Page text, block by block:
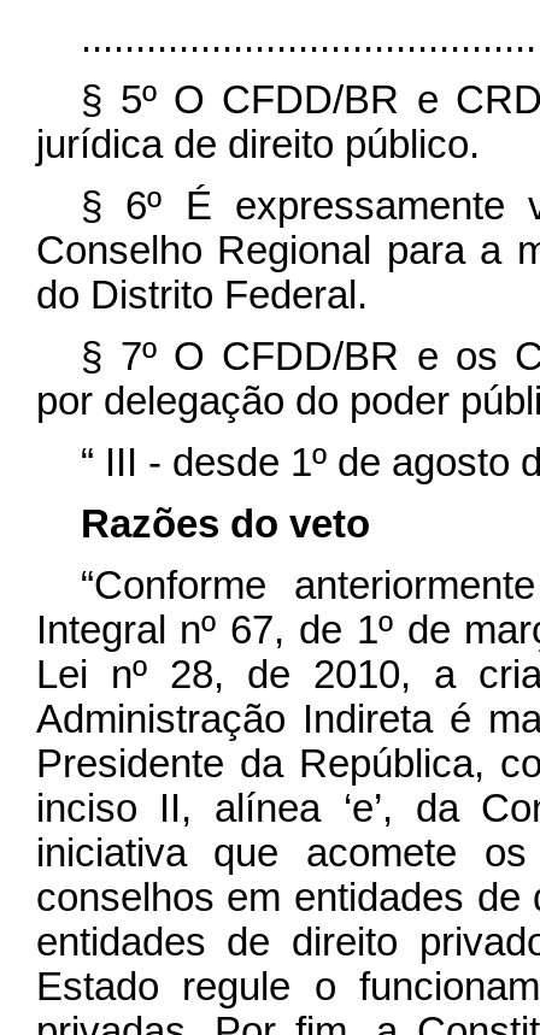
§ 5º O CFDD/BR e
jurídica de direito público.
§ 6º É
Conselho Regional para a
do Distrito Federal.
§ 7º O CFDD/BR e os
por delegação do poder
“ III - desde 1º de agosto
Razões do veto
“Conforme
Integral nº 67, de 1º de
Lei nº 28, de 2010, a
Administração Indireta é
Presidente da República,
inciso II, alínea ‘e’, da
iniciativa que acomete
conselhos em entidades
entidades de direito
Estado regule o